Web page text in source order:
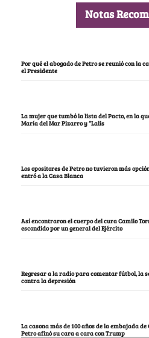
Notas
Por qué el abogado de Petro se reunió con la
el Presidente
La mujer que tumbó la lista del Pacto, en la
María del Mar Pizarro y “Lalis
Los opositores de Petro no tuvieron más
entró a la Casa Blanca
Así encontraron el cuerpo del cura Camilo
escondido por un general del Ejército
Regresar a la radio para comentar fútbol, la
contra la depresión
La casona más de 100 años de la embajada
Petro afinó su cara a cara con Trump